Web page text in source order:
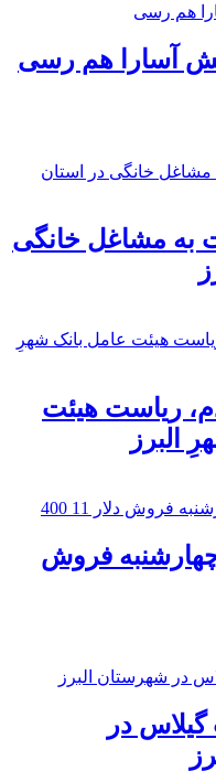
آسارا هم رسی
به مشاغل خانگی
ریاست هیئت
البرز
فروش
گیلاس در